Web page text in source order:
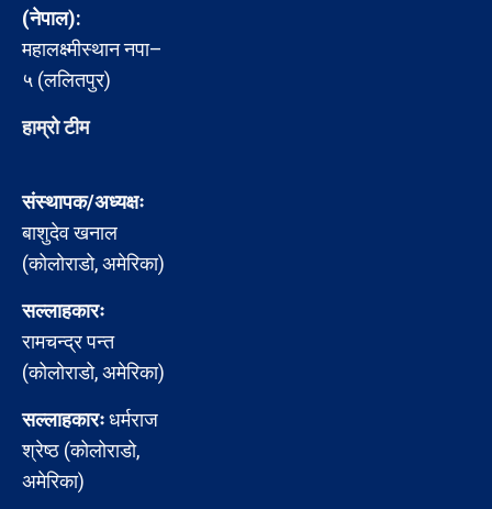
(नेपाल):
महालक्ष्मीस्थान नपा–
५ (ललितपुर)
हाम्रो टीम
संस्थापक/अध्यक्षः
बाशुदेव खनाल
(कोलोराडो, अमेरिका)
सल्लाहकारः
रामचन्द्र पन्त
(कोलोराडो, अमेरिका)
सल्लाहकारःधर्मराज
श्रेष्ठ (कोलोराडो,
अमेरिका)